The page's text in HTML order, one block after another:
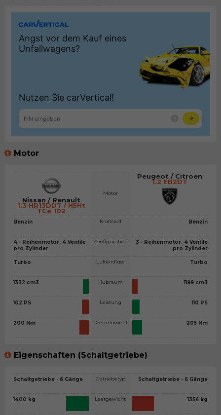
Motor
Nissan / Renault
1.3 HR13DDT / H5Ht
TCe 102
Benzin
4 - Reihenmotor, 4 Ventile
pro Zylinder
Turbo
1332 cm3
102 PS
200 Nm
Motor
Kraftstoff
Konfiguration
Lufteinfluss
Hubraum
Leistung
Drehmoment
Peugeot / Citroen
1.2 EB2DT
Benzin
3 - Reihenmotor, 4 Ventile
pro Zylinder
Turbo
1199 cm3
110 PS
205 Nm
Eigenschaften (Schaltgetriebe)
Schaltgetriebe - 6 Gänge
1400 kg
Getriebetyp
Leergewicht
Schaltgetriebe - 6 Gänge
1356 kg